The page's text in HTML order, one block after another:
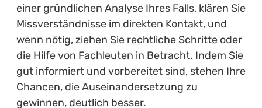
einer gründlichen Analyse Ihres Falls, klären Sie
Missverständnisse im direkten Kontakt, und
wenn nötig, ziehen Sie rechtliche Schritte oder
die Hilfe von Fachleuten in Betracht. Indem Sie
gut informiert und vorbereitet sind, stehen Ihre
Chancen, die Auseinandersetzung zu
gewinnen, deutlich besser.